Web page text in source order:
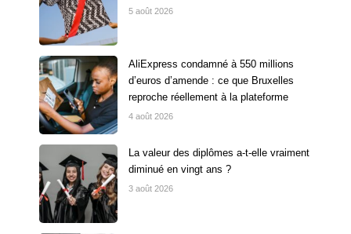
5 août 2026
AliExpress condamné à 550 millions
d’euros d’amende : ce que Bruxelles
reproche réellement à la plateforme
4 août 2026
La valeur des diplômes a-t-elle vraiment
diminué en vingt ans ?
3 août 2026